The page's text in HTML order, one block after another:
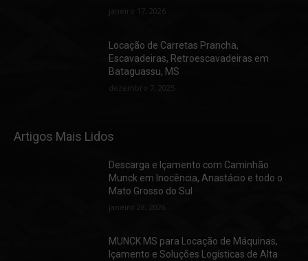
janeiro 17, 2026
Locação de Carretas Prancha,
Escavadeiras, Retroescavadeiras em
Bataguassu, MS
dezembro 7, 2025
Artigos Mais Lidos
Descarga e Içamento com Caminhão
Munck em Inocência, Anastácio e todo o
Mato Grosso do Sul
janeiro 28, 2026
MUNCK MS para Locação de Máquinas,
Içamento e Soluções Logísticas de Alta